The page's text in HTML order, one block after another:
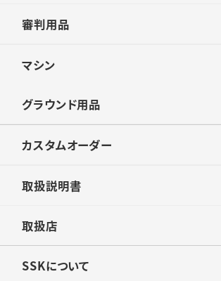
審判用品
マシン
グラウンド用品
カスタムオーダー
取扱説明書
取扱店
SSKについて